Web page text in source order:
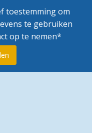
toestemming om
te gebruiken
op te nemen*